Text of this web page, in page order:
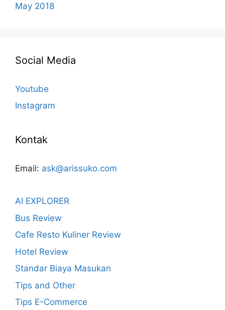
May 2018
Social Media
Youtube
Instagram
Kontak
Email: ask@arissuko.com
AI EXPLORER
Bus Review
Cafe Resto Kuliner Review
Hotel Review
Standar Biaya Masukan
Tips and Other
Tips E-Commerce